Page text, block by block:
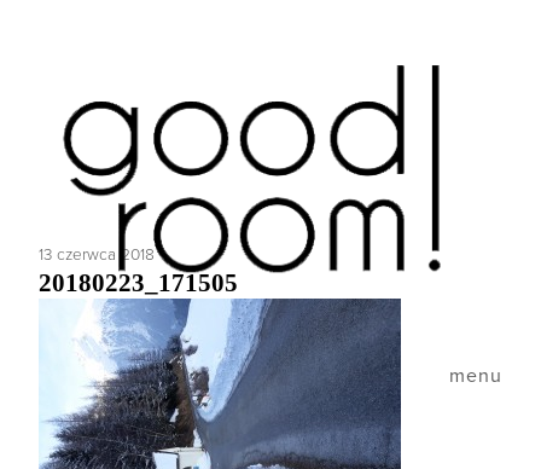
menu
13 czerwca 2018
20180223_171505